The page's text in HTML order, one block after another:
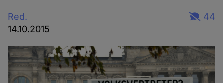
Red.
14.10.2015
44